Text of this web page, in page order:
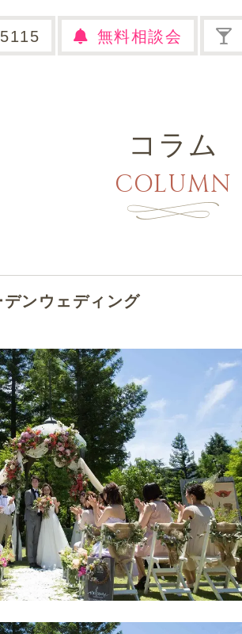
無料相談会
コラム
COLUMN
ンウェディング